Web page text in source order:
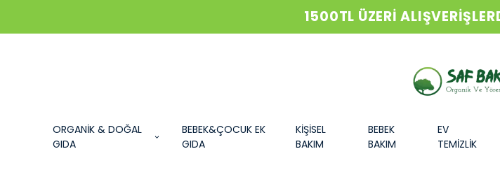
1500TL ÜZERİ
ORGANİK & DOĞAL
GIDA
BEBEK&ÇOCUK EK
GIDA
KİŞİSEL
BAKIM
BEBEK
BAKIM
EV
TEMİZLİK